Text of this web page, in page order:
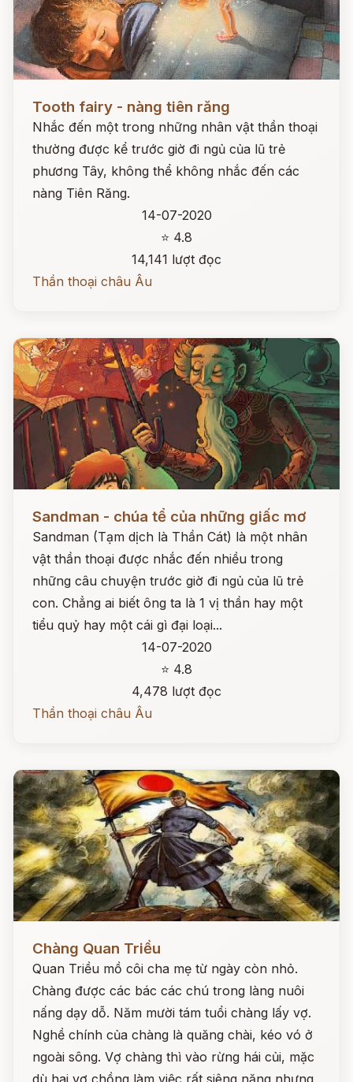
Tooth fairy - nàng tiên răng
Nhắc đến một trong những nhân vật thần thoại
thường được kể trước giờ đi ngủ của lũ trẻ
phương Tây, không thể không nhắc đến các
nàng Tiên Răng.
14-07-2020
⭐ 4.8
14,141 lượt đọc
Thần thoại châu Âu
Sandman - chúa tể của những giấc mơ
Sandman (Tạm dịch là Thần Cát) là một nhân
vật thần thoại được nhắc đến nhiều trong
những câu chuyện trước giờ đi ngủ của lũ trẻ
con. Chẳng ai biết ông ta là 1 vị thần hay một
tiểu quỷ hay một cái gì đại loại...
14-07-2020
⭐ 4.8
4,478 lượt đọc
Thần thoại châu Âu
Chàng Quan Triều
Quan Triều mồ côi cha mẹ từ ngày còn nhỏ.
Chàng được các bác các chú trong làng nuôi
nấng dạy dỗ. Năm mười tám tuổi chàng lấy vợ.
Nghề chính của chàng là quăng chài, kéo vó ở
ngoài sông. Vợ chàng thì vào rừng hái củi, mặc
dù hai vợ chồng làm việc rất siêng năng nhưng